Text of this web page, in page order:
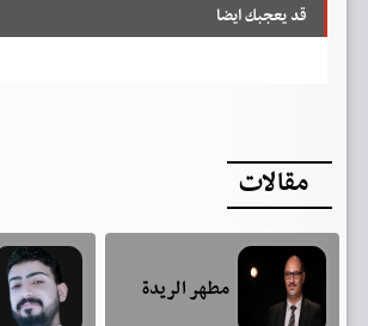
قد يعجبك ايضا
مقالات
مطهر الريدة